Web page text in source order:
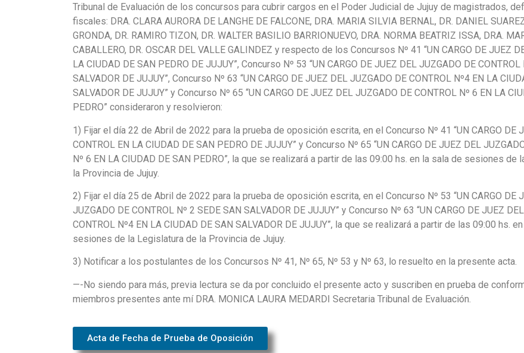
Tribunal de Evaluación de los concursos para cubrir cargos en el Poder Judicial de Jujuy de magistrados,
fiscales: DRA. CLARA AURORA DE LANGHE DE FALCONE, DRA. MARIA SILVIA BERNAL, DR. DANIEL
GRONDA, DR. RAMIRO TIZON, DR. WALTER BASILIO BARRIONUEVO, DRA. NORMA BEATRIZ ISSA, DRA.
CABALLERO, DR. OSCAR DEL VALLE GALINDEZ y respecto de los Concursos Nº 41 “UN CARGO DE JUEZ
LA CIUDAD DE SAN PEDRO DE JUJUY”, Concurso Nº 53 “UN CARGO DE JUEZ DEL JUZGADO DE CONTROL
SALVADOR DE JUJUY”, Concurso Nº 63 “UN CARGO DE JUEZ DEL JUZGADO DE CONTROL Nº4 EN LA
SALVADOR DE JUJUY” y Concurso Nº 65 “UN CARGO DE JUEZ DEL JUZGADO DE CONTROL Nº 6 EN LA
PEDRO” consideraron y resolvieron:
1) Fijar el día 22 de Abril de 2022 para la prueba de oposición escrita, en el Concurso Nº 41 “UN CARGO DE
CONTROL EN LA CIUDAD DE SAN PEDRO DE JUJUY” y Concurso Nº 65 “UN CARGO DE JUEZ DEL
Nº 6 EN LA CIUDAD DE SAN PEDRO”, la que se realizará a partir de las 09:00 hs. en la sala de sesiones de
la Provincia de Jujuy.
2) Fijar el día 25 de Abril de 2022 para la prueba de oposición escrita, en el Concurso Nº 53 “UN CARGO DE
JUZGADO DE CONTROL Nº 2 SEDE SAN SALVADOR DE JUJUY” y Concurso Nº 63 “UN CARGO DE JUEZ
CONTROL Nº4 EN LA CIUDAD DE SAN SALVADOR DE JUJUY”, la que se realizará a partir de las 09:00 hs.
sesiones de la Legislatura de la Provincia de Jujuy.
3) Notificar a los postulantes de los Concursos Nº 41, Nº 65, Nº 53 y Nº 63, lo resuelto en la presente acta.
—-No siendo para más, previa lectura se da por concluido el presente acto y suscriben en prueba de
miembros presentes ante mí DRA. MONICA LAURA MEDARDI Secretaria Tribunal de Evaluación.
Acta de Fecha de Prueba de Oposición